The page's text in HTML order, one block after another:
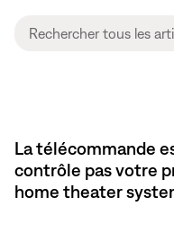
La télécommande
contrôle pas votre
home theater